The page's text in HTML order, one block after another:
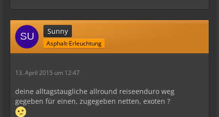
Sunny
Asphalt-Erleuchtung
13. April 2015 um 12:47
deine alltagstaugliche allround reiseenduro weg
gegeben für einen, zugegeben netten, exoten ?